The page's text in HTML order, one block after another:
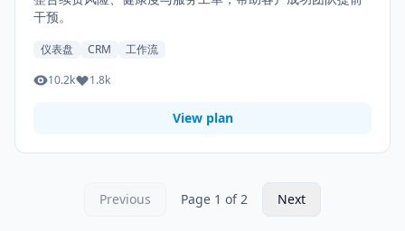
干预。
仪表盘 CRM
工作流
10.2k
1.8k
View plan
Previous Page 1 of 2 Next